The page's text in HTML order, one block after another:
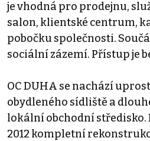
je vhodná pro prodejnu,
salon, klientské centrum,
pobočku společnosti.
sociální zázemí. Přístup je
OC DUHA se nachází
obydleného sídliště a
lokální obchodní středisko.
2012 kompletní